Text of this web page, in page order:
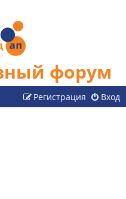
форум
Вход
Регистрация